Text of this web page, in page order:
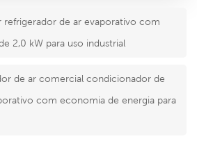
refrigerador de ar evaporativo com
2,0 kW para uso industrial
de ar comercial condicionador de
com economia de energia para